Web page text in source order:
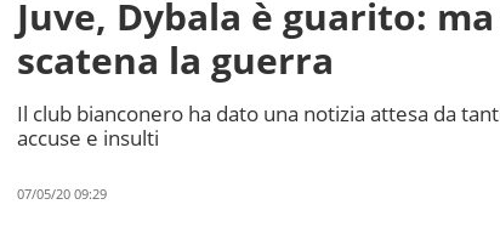
Juve, Dybala è guarito:
scatena la guerra
Il club bianconero ha dato una notizia attesa da
accuse e insulti
07/05/20 09:29